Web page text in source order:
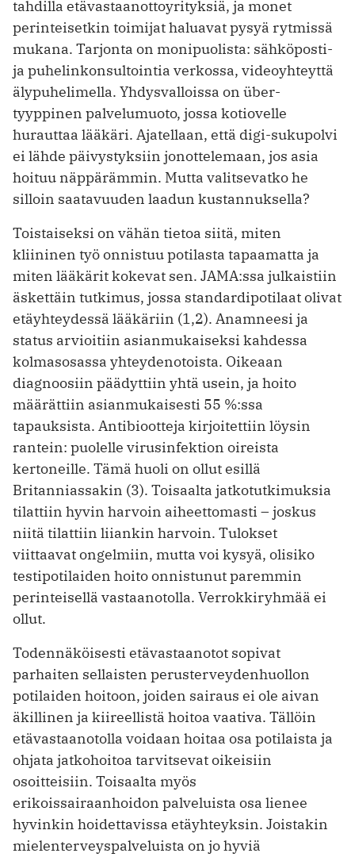
tahdilla etävastaanottoyrityksiä, ja monet
perinteisetkin toimijat haluavat pysyä rytmissä
mukana. Tarjonta on monipuolista: sähköposti-
ja puhelinkonsultointia verkossa, videoyhteyttä
älypuhelimella. Yhdysvalloissa on über-
tyyppinen palvelumuoto, jossa kotiovelle
hurauttaa lääkäri. Ajatellaan, että digi-sukupolvi
ei lähde päivystyksiin jonottelemaan, jos asia
hoituu näppärämmin. Mutta valitsevatko he
silloin saatavuuden laadun kustannuksella?
Toistaiseksi on vähän tietoa siitä, miten
kliininen työ onnistuu potilasta tapaamatta ja
miten lääkärit kokevat sen. JAMA:ssa julkaistiin
äskettäin tutkimus, jossa standardipotilaat olivat
etäyhteydessä lääkäriin (1,2). Anamneesi ja
status arvioitiin asianmukaiseksi kahdessa
kolmasosassa yhteydenotoista. Oikeaan
diagnoosiin päädyttiin yhtä usein, ja hoito
määrättiin asianmukaisesti 55 %:ssa
tapauksista. Antibiootteja kirjoitettiin löysin
rantein: puolelle virusinfek­tion oireista
kertoneille. Tämä huoli on ollut esillä
Britanniassakin (3). Toisaalta jatkotutkimuksia
tilattiin hyvin harvoin aiheettomasti – joskus
niitä tilattiin liiankin harvoin. Tulokset
viittaavat ongelmiin, mutta voi kysyä, olisiko
testipotilaiden hoito onnistunut paremmin
perinteisellä vastaanotolla. Verrokkiryhmää ei
ollut.
Todennäköisesti etävastaanotot sopivat
parhaiten sellaisten perusterveydenhuollon
potilaiden hoitoon, joiden sairaus ei ole aivan
äkillinen ja kiireellistä hoitoa vaativa. Tällöin
etävastaanotolla voidaan hoitaa osa potilaista ja
ohjata jatkohoitoa tarvitsevat oikeisiin
osoitteisiin. Toisaalta myös
erikoissairaanhoidon palveluista osa lienee
hyvinkin hoidettavissa etä­yhteyksin. Joistakin
mielenterveyspalveluista on jo hyviä